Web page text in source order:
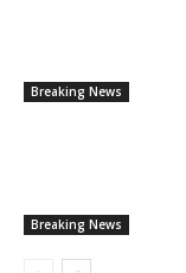
Breaking News
Breaking News